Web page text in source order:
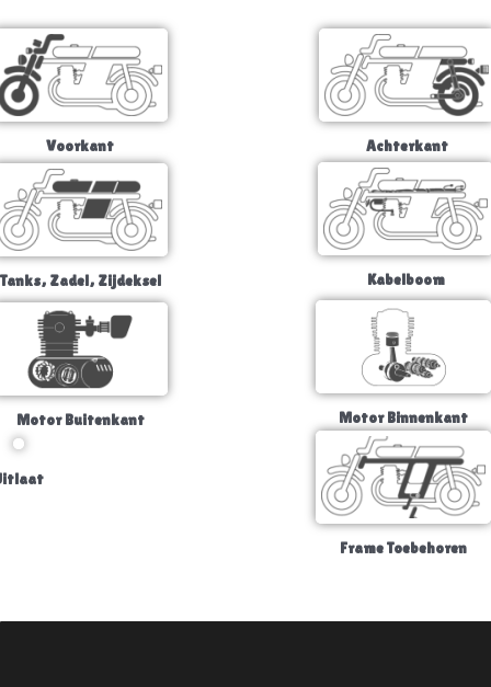
Voorkant Achterkant
Tanks, Zadel, Zijdeksel Kabelboom
Motor Buitenkant Motor Binnenkant
Frame Toebehoren